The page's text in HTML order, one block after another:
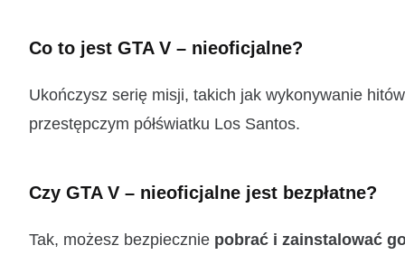
Co to jest GTA V – nieoficjalne?
Ukończysz serię misji, takich jak wykonywanie
przestępczym półświatku Los Santos.
Czy GTA V – nieoficjalne jest bezpłatne?
Tak, możesz bezpiecznie pobrać i zainstalować